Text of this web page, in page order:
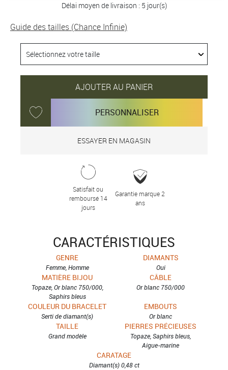
Délai moyen de livraison : 5 jour(s)
Guide des tailles (Chance Infinie)
AJOUTER AU PANIER
PERSONNALISER
ESSAYER EN MAGASIN
Satisfait ou
remboursé 14
jours
Garantie marque 2
ans
CARACTÉRISTIQUES
GENRE
Femme, Homme
DIAMANTS
Oui
MATIÈRE BIJOU
Topaze, Or blanc 750/000,
Saphirs bleus
CÂBLE
Or blanc 750/000
COULEUR DU BRACELET
Serti de diamant(s)
EMBOUTS
Or blanc
TAILLE
Grand modèle
PIERRES PRÉCIEUSES
Topaze, Saphirs bleus,
Aigue-marine
CARATAGE
Diamant(s) 0,48 ct